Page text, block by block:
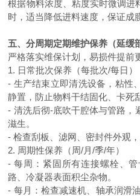
根据物料浓度、粘度实时微调进
时，适当降低进料速度，保证成
五、分周期定期维护保养（延缓
严格落实维保计划，易损件提前
1. 日常批次保养（每批次/每日）
- 生产结束立即清洗设备，粘性
静置，防止物料干结固化、卡死
- 清洗后彻-底吹干腔体与管路，
滋生。
- 检查刮板、滤网、密封件外观
2. 周期性保养（周/月/季/年）
- 每周：紧固所有连接螺栓、
路、冷凝器表面积尘杂物。
- 每月：检查减速机、轴承润滑